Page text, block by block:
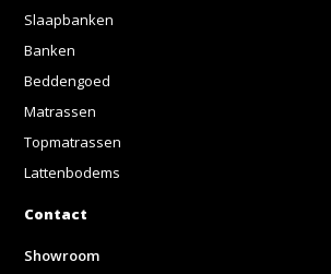
Slaapbanken
Banken
Beddengoed
Matrassen
Topmatrassen
Lattenbodems
Contact
Showroom